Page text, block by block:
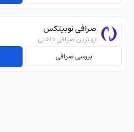
صرافی نوبیتکس
بهترین صرافی داخلی
بررسی صرافی